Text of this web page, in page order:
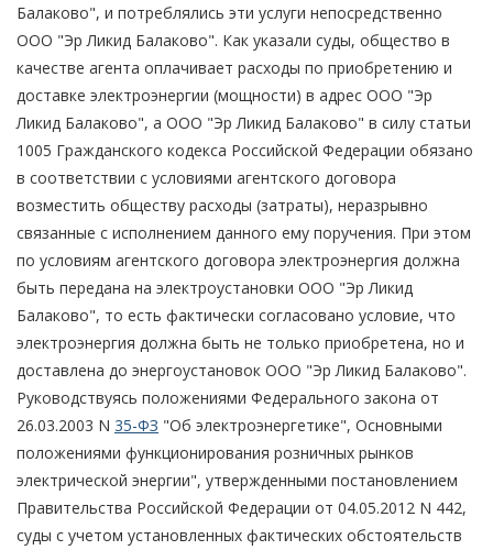
Балаково", и потреблялись эти услуги непосредственно
ООО "Эр Ликид Балаково". Как указали суды, общество в
качестве агента оплачивает расходы по приобретению и
доставке электроэнергии (мощности) в адрес ООО "Эр
Ликид Балаково", а ООО "Эр Ликид Балаково" в силу статьи
1005 Гражданского кодекса Российской Федерации обязано
в соответствии с условиями агентского договора
возместить обществу расходы (затраты), неразрывно
связанные с исполнением данного ему поручения. При этом
по условиям агентского договора электроэнергия должна
быть передана на электроустановки ООО "Эр Ликид
Балаково", то есть фактически согласовано условие, что
электроэнергия должна быть не только приобретена, но и
доставлена до энергоустановок ООО "Эр Ликид Балаково".
Руководствуясь положениями Федерального закона от
26.03.2003 N 35-ФЗ "Об электроэнергетике", Основными
положениями функционирования розничных рынков
электрической энергии", утвержденными постановлением
Правительства Российской Федерации от 04.05.2012 N 442,
суды с учетом установленных фактических обстоятельств